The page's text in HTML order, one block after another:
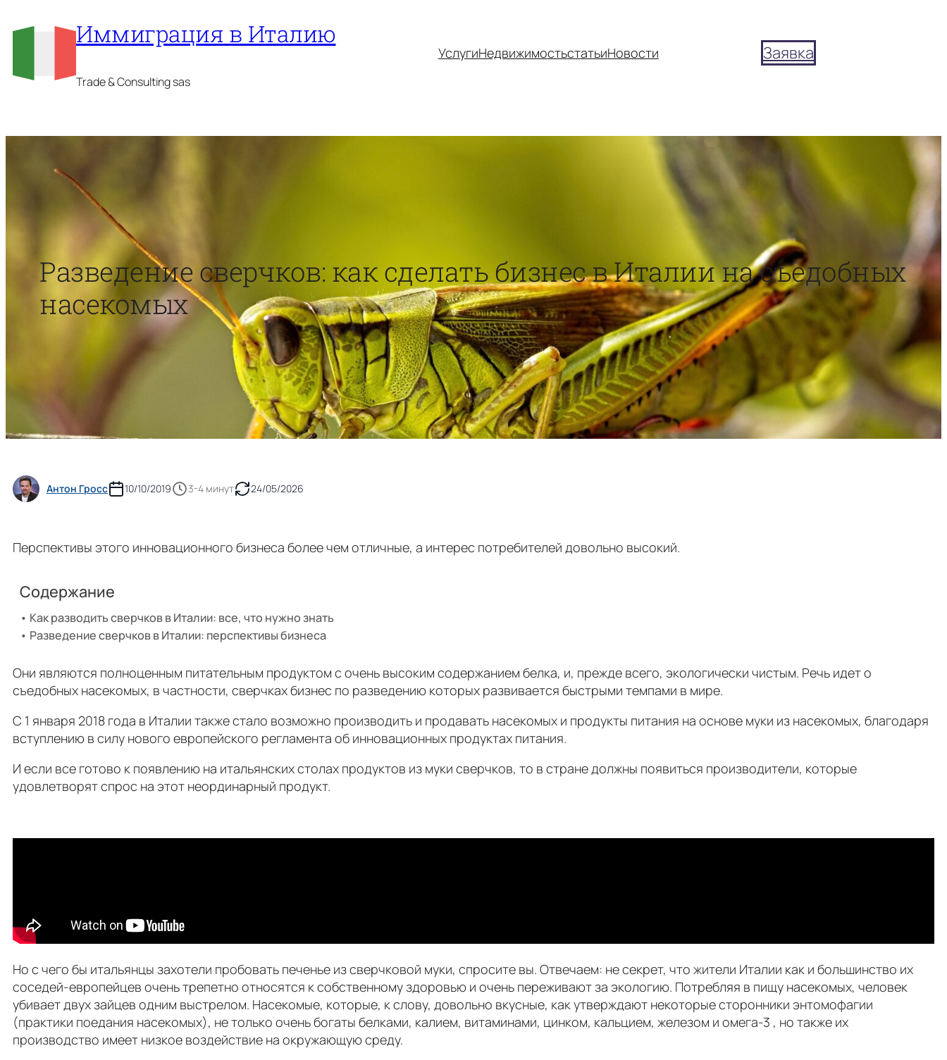
Иммиграция в Италию
Trade & Consulting sas
УслугиНедвижимостьстатьиНовости Заявка
Разведение сверчков: как сделать бизнес в Италии на съедобных
насекомых
Антон Гросс 10/10/2019 3-4 минут 24/05/2026
Перспективы этого инновационного бизнеса более чем отличные, а интерес потребителей довольно высокий.
Содержание
Как разводить сверчков в Италии: все, что нужно знать
Разведение сверчков в Италии: перспективы бизнеса
Они являются полноценным питательным продуктом с очень высоким содержанием белка, и, прежде всего, экологически чистым. Речь идет о
съедобных насекомых, в частности, сверчках бизнес по разведению которых развивается быстрыми темпами в мире.
С 1 января 2018 года в Италии также стало возможно производить и продавать насекомых и продукты питания на основе муки из насекомых, благодаря
вступлению в силу нового европейского регламента об инновационных продуктах питания.
И если все готово к появлению на итальянских столах продуктов из муки сверчков, то в стране должны появиться производители, которые
удовлетворят спрос на этот неординарный продукт.
Но с чего бы итальянцы захотели пробовать печенье из сверчковой муки, спросите вы. Отвечаем: не секрет, что жители Италии как и большинство их
соседей-европейцев очень трепетно относятся к собственному здоровью и очень переживают за экологию. Потребляя в пищу насекомых, человек
убивает двух зайцев одним выстрелом. Насекомые, которые, к слову, довольно вкусные, как утверждают некоторые сторонники энтомофагии
(практики поедания насекомых), не только очень богаты белками, калием, витаминами, цинком, кальцием, железом и омега-3 , но также их
производство имеет низкое воздействие на окружающую среду.